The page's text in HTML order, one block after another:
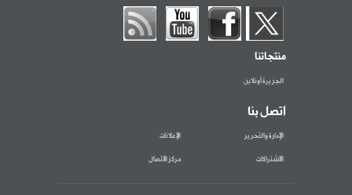
منتجاتنا
الجزيرة أونلاين
اتصل بنا
الإدارة والتحرير الإعلانات
الاشتراكات مركز الاتصال